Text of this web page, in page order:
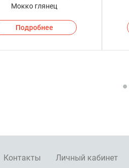
Мокко глянец
Подробнее
Контакты Личный кабинет